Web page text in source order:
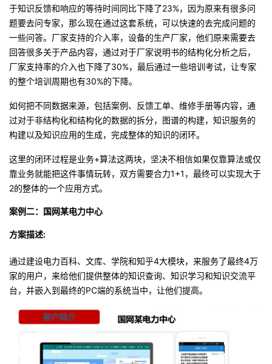
于知识反馈和响应的等待时间同比下降了23%，因为原来有很多问
题要去问专家，那么现在通过这套系统，可以快速的去完成问题的
一些问答。厂家支持的介入率，设备的生产厂家，他们原来需要去
回答很多关于产品内容，通过对于厂家说明书的结构化分析之后，
厂家支持率的介入也下降了30%，最后通过一些培训考试，让专家
的整个培训周期也有30%的下降。
如何把不同数据来源，包括案例、反馈工单、维修手册等内容，通
过对于非结构化和结构化的数据的拆分，图谱的构建，知识服务的
构建以及知识应用的生成，完成整体的知识的闭环。
这里的闭环过程是业务+算法这两块，坚决不相信如果仅靠算法或仅
靠业务就能把这件事情玩转，双方需要合力1+1，最终可以实现大于
2的整体的一个应用方式。
案例二：国网某电力中心
方案描述:
通过建设电力百科、文库、学院和知乎4大模块，来服务了最终4万
家的用户，来给他们提供整体的知识查询、知识学习和知识交流平
台，并嵌入到最终的PC端的系统当中，让他们提高。